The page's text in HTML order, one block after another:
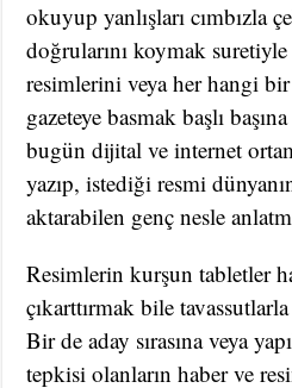
okuyup yanlışları cımbızla
doğrularını koymak
resimlerini veya her hangi
gazeteye basmak başlı
bugün dijital ve internet
yazıp, istediği resmi
aktarabilen genç nesle
Resimlerin kurşun tabletler
çıkarttırmak bile
Bir de aday sırasına veya
tepkisi olanların haber ve